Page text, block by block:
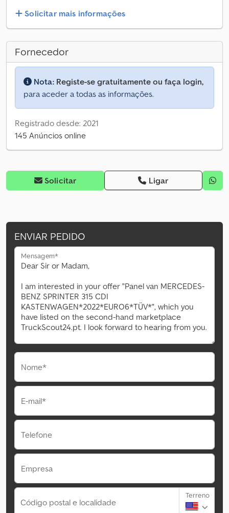
Solicitar mais informações
Fornecedor
Nota: Registe-se gratuitamente ou faça login,
para aceder a todas as informações.
Registrado desde: 2021
145 Anúncios online
Solicitar Ligar
ENVIAR PEDIDO
Mensagem*
Nome*
E-mail*
Telefone
Empresa
Código postal e localidade
Terreno